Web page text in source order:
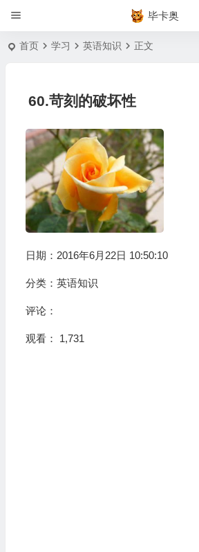
毕卡奥
首页 学习 英语知识 正文
60.苛刻的破坏性
日期：2016年6月22日 10:50:10
分类： 英语知识
评论：
观看： 1,731